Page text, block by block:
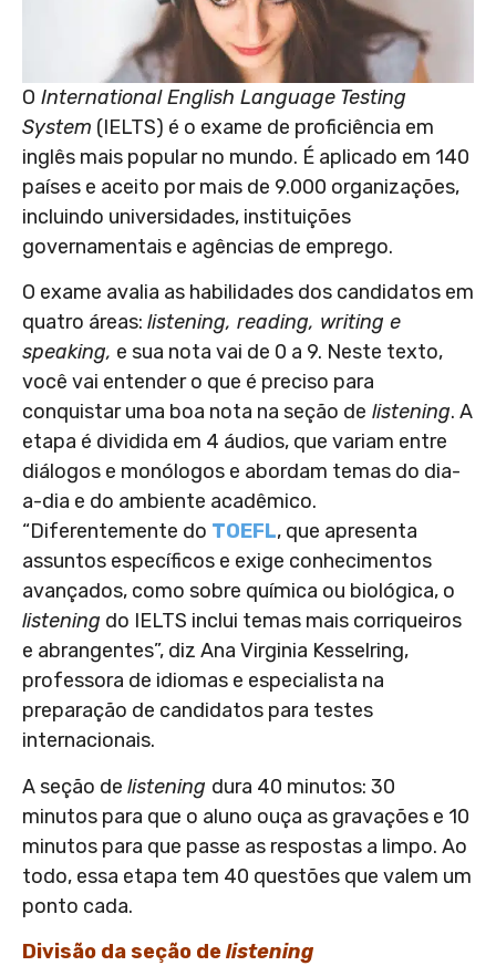
O International English Language Testing
System (IELTS) é o exame de proficiência em
inglês mais popular no mundo. É aplicado em 140
países e aceito por mais de 9.000 organizações,
incluindo universidades, instituições
governamentais e agências de emprego.
O exame avalia as habilidades dos candidatos em
quatro áreas: listening, reading, writing e
speaking, e sua nota vai de 0 a 9. Neste texto,
você vai entender o que é preciso para
conquistar uma boa nota na seção de listening. A
etapa é dividida em 4 áudios, que variam entre
diálogos e monólogos e abordam temas do dia-
a-dia e do ambiente acadêmico.
“Diferentemente do TOEFL, que apresenta
assuntos específicos e exige conhecimentos
avançados, como sobre química ou biológica, o
listening do IELTS inclui temas mais corriqueiros
e abrangentes”, diz Ana Virginia Kesselring,
professora de idiomas e especialista na
preparação de candidatos para testes
internacionais.
A seção de listening dura 40 minutos: 30
minutos para que o aluno ouça as gravações e 10
minutos para que passe as respostas a limpo. Ao
todo, essa etapa tem 40 questões que valem um
ponto cada.
Divisão da seção delistening